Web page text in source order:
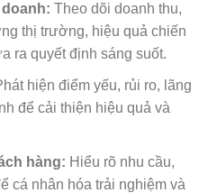
Theo dõi doanh thu,
thị trường, hiệu quả chiến
ra quyết định sáng suốt.
hiện điểm yếu, rủi ro, lãng
để cải thiện hiệu quả và
hàng: Hiểu rõ nhu cầu,
cá nhân hóa trải nghiệm và